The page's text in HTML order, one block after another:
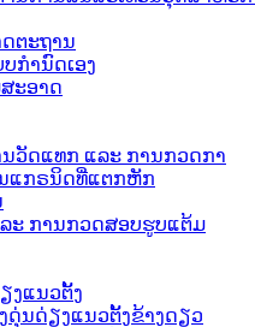
ຕະຖານ
ກຳນົດເອງ
ະອາດ
ວັດແທກ ແລະ ການກວດກາ
ແກຣນິດທີ່ແຕກຫັກ
ະ ການກວດສອບຮູບແຕ້ມ
ງແນວຕັ້ງ
ດຸ່ນດ່ຽງແນວຕັ້ງຂ້າງດຽວ